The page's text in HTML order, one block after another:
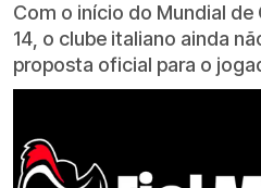
Com o início do Mundial de
14, o clube italiano ainda
proposta oficial para o